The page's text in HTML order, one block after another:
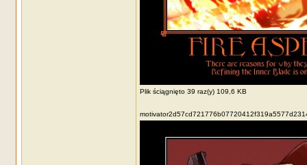
Plik ściągnięto 39 raz(y) 109,6 KB